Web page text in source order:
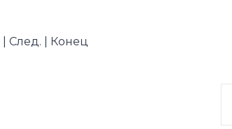
| След. | Конец